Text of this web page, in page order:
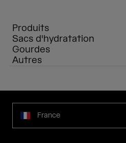
Produits
Sacs d'hydratation
Gourdes
Autres
France